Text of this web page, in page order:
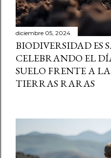
diciembre 05, 2024
BIODIVERSIDAD ES
CELEBRANDO EL
SUELO FRENTE A
TIERRAS RARAS